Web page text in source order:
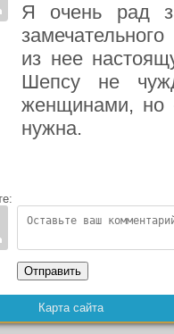
Я очень рад
из нее
Шепсу не
женщинами, но
нужна.
Отправить
Карта сайта